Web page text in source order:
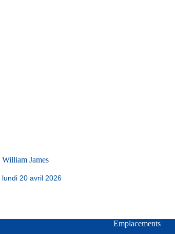
William James
lundi 20 avril 2026
Emplacements